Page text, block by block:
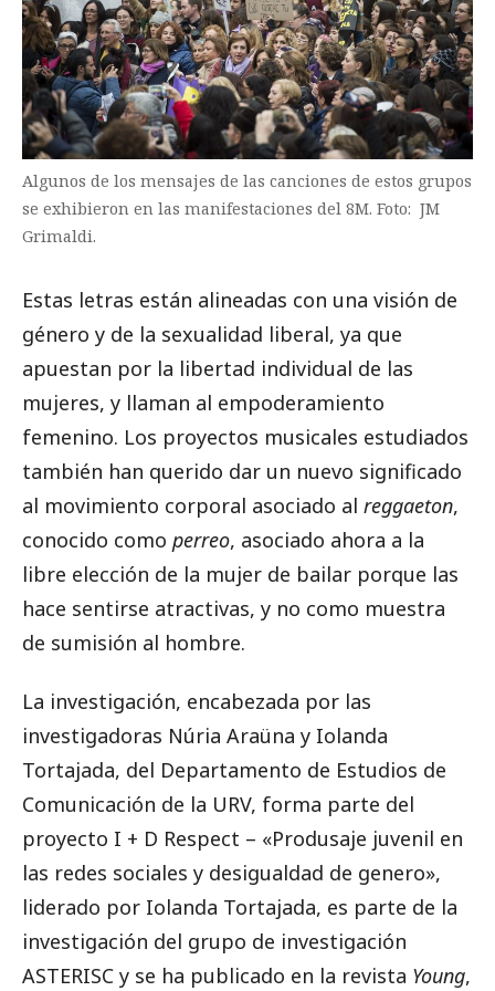
Algunos de los mensajes de las canciones de estos grupos
se exhibieron en las manifestaciones del 8M. Foto: JM
Grimaldi.
Estas letras están alineadas con una visión de
género y de la sexualidad liberal, ya que
apuestan por la libertad individual de las
mujeres, y llaman al empoderamiento
femenino. Los proyectos musicales estudiados
también han querido dar un nuevo significado
al movimiento corporal asociado al reggaeton,
conocido como perreo, asociado ahora a la
libre elección de la mujer de bailar porque las
hace sentirse atractivas, y no como muestra
de sumisión al hombre.
La investigación, encabezada por las
investigadoras Núria Araüna y Iolanda
Tortajada, del Departamento de Estudios de
Comunicación de la URV, forma parte del
proyecto I + D Respect – «Produsaje juvenil en
las redes sociales y desigualdad de genero»,
liderado por Iolanda Tortajada, es parte de la
investigación del grupo de investigación
ASTERISC y se ha publicado en la revista Young,